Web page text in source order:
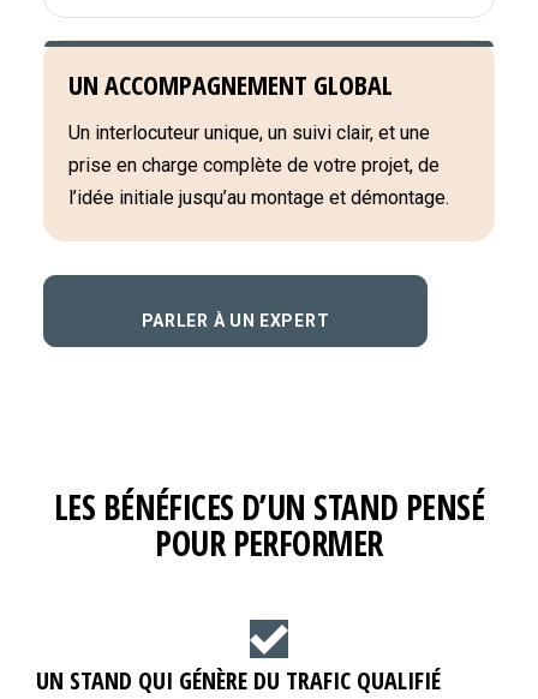
UN ACCOMPAGNEMENT GLOBAL
Un interlocuteur unique, un suivi clair, et une
prise en charge complète de votre projet, de
l’idée initiale jusqu’au montage et démontage.
PARLER À UN EXPERT
LES BÉNÉFICES D’UN STAND PENSÉ
POUR PERFORMER
UN STAND QUI GÉNÈRE DU TRAFIC QUALIFIÉ